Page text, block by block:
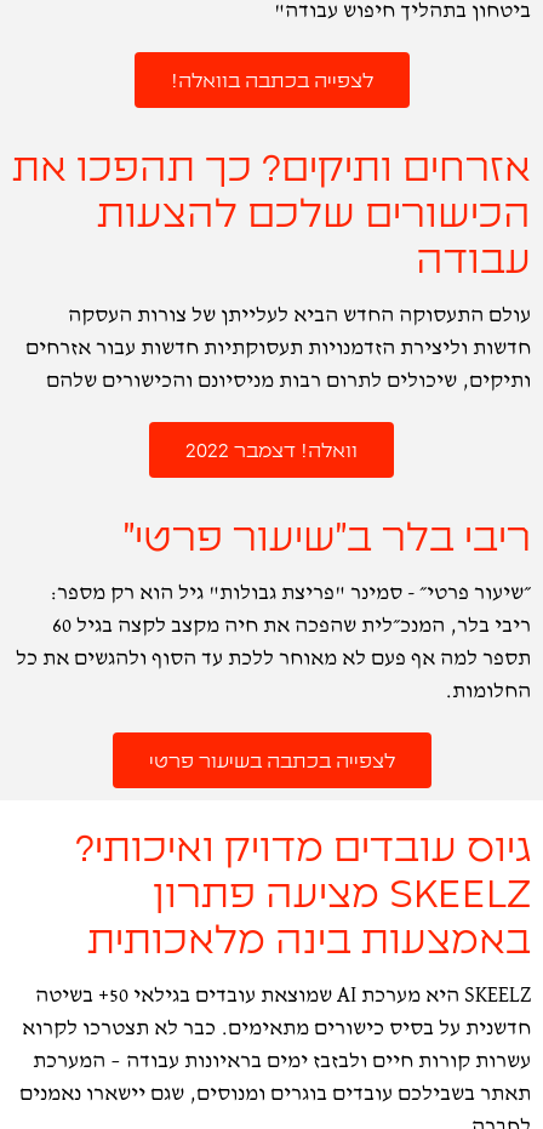
ביטחון בתהליך חיפוש עבודה"
לצפייה בכתבה בוואלה!
אזרחים ותיקים? כך תהפכו את
הכישורים שלכם להצעות
עבודה
עולם התעסוקה החדש הביא לעלייתן של צורות העסקה
חדשות וליצירת הזדמנויות תעסוקתיות חדשות עבור אזרחים
ותיקים, שיכולים לתרום רבות מניסיונם והכישורים שלהם
וואלה! דצמבר 2022
ריבי בלר ב"שיעור פרטי"
״שיעור פרטי״ - סמינר "פריצת גבולות" גיל הוא רק מספר:
ריבי בלר, המנכ״לית שהפכה את חיה מקצב לקצה בגיל 60
תספר למה אף פעם לא מאוחר ללכת עד הסוף ולהגשים את כל
החלומות.
לצפייה בכתבה בשיעור פרטי
גיוס עובדים מדויק ואיכותי?
SKEELZ מציעה פתרון
באמצעות בינה מלאכותית
SKEELZ היא מערכת AI שמוצאת עובדים בגילאי 50+ בשיטה
חדשנית על בסיס כישורים מתאימים. כבר לא תצטרכו לקרוא
עשרות קורות חיים ולבזבז ימים בראיונות עבודה – המערכת
תאתר בשבילכם עובדים בוגרים ומנוסים, שגם יישארו נאמנים